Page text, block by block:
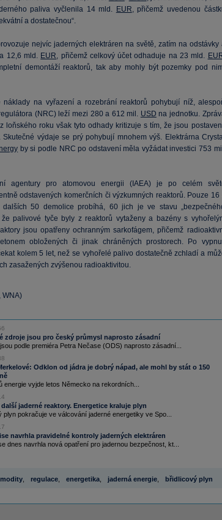
paliva vyčlenila 14 mld. EUR, přičemž uvedenou
a dostatečnou“.
nejvíc jaderných elektráren na světě, zatím na odstávky
12,6 mld. EUR, přičemž celkový účet odhaduje na 23 mld.
demontáží reaktorů, tak aby mohly být pozemky pod
náklady na vyřazení a rozebrání reaktorů pohybují níž,
(NRC) leží mezi 280 a 612 mil. USD na jednotku.
loňského roku však tyto odhady kritizuje s tím, že jsou
výdaje se prý pohybují mnohem výš. Elektrárna
by si podle NRC po odstavení měla vyžádat investici 753
agentury pro atomovou energii (IAEA) je po celém
odstavených komerčních či výzkumných reaktorů. Pouze 16
50 demolice probíhá, 60 jich je ve stavu
že palivové tyče byly z reaktorů vytaženy a bazény s
jsou opatřeny ochranným sarkofágem, přičemž
obložených či jinak chráněných prostorech. Po
kolem 5 let, než se vyhořelé palivo dostatečně zchladí a
zasažených zvýšenou radioaktivitou.
WNA)
zdroje jsou pro český průmysl naprosto zásadní
podle premiéra Petra Nečase (ODS) naprosto zásadní...
Odklon od jádra je dobrý nápad, ale mohl by stát o 150
energie vyjde letos Německo na rekordních...
jaderné reaktory. Energetice kraluje plyn
plyn pokračuje ve válcování jaderné energetiky ve Spo...
navrhla pravidelné kontroly jaderných elektráren
dnes navrhla nová opatření pro jadernou bezpečnost, kt...
, regulace, energetika, jaderná energie, břidlicový plyn